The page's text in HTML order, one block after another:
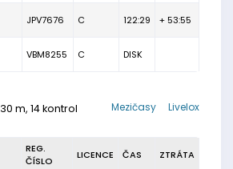
JPV7676 C 122:29 + 53:55
VBM8255 C DISK
m, 14 kontrol Livelox
Mezičasy
REG.
ČÍSLO
LICENCE ČAS ZTRÁTA